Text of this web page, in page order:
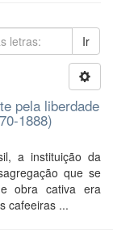
Ir
pela liberdade
1888)
a instituição da
que se
obra cativa era
cafeeiras ...